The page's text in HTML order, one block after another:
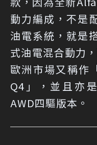
動力編成，不是
油電系統，就是
式油電混合動力
歐洲市場又稱
Q4」，並且亦
AWD四驅版本。